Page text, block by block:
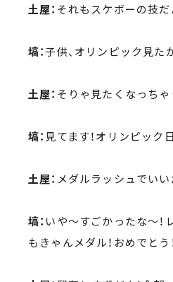
土屋： それもスケボーの技だ
塙：子供、オリンピック見た
土屋： そりゃ見たくなっちゃ
塙： 見てます！オリンピック
土屋： メダルラッシュでいい
塙： いや～すごかったな～
もきゃんメダル！おめでとう